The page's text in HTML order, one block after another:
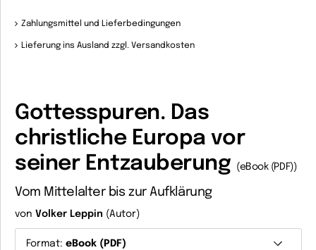
Zahlungsmittel und Lieferbedingungen
Lieferung ins Ausland zzgl. Versandkosten
Gottesspuren. Das
christliche Europa vor
seiner Entzauberung
(eBook (PDF))
Vom Mittelalter bis zur Aufklärung
von Volker Leppin (Autor)
Format: eBook (PDF)